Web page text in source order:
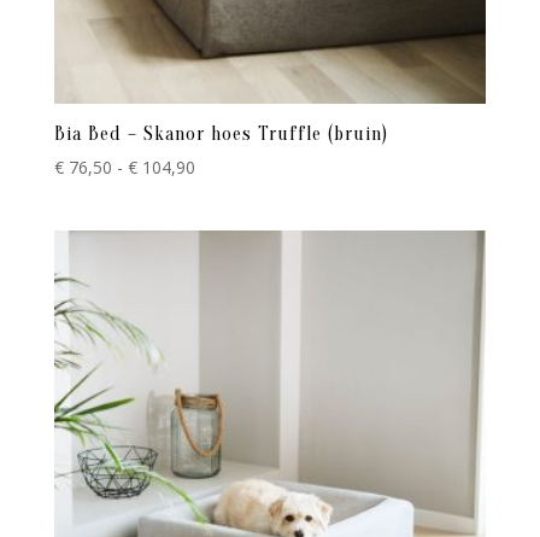
Bia Bed – Skanor hoes Truffle (bruin)
€76,50 - €104,90Prijsklasse: